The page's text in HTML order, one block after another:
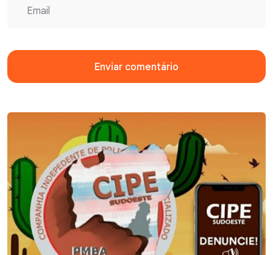
Enviar comentário